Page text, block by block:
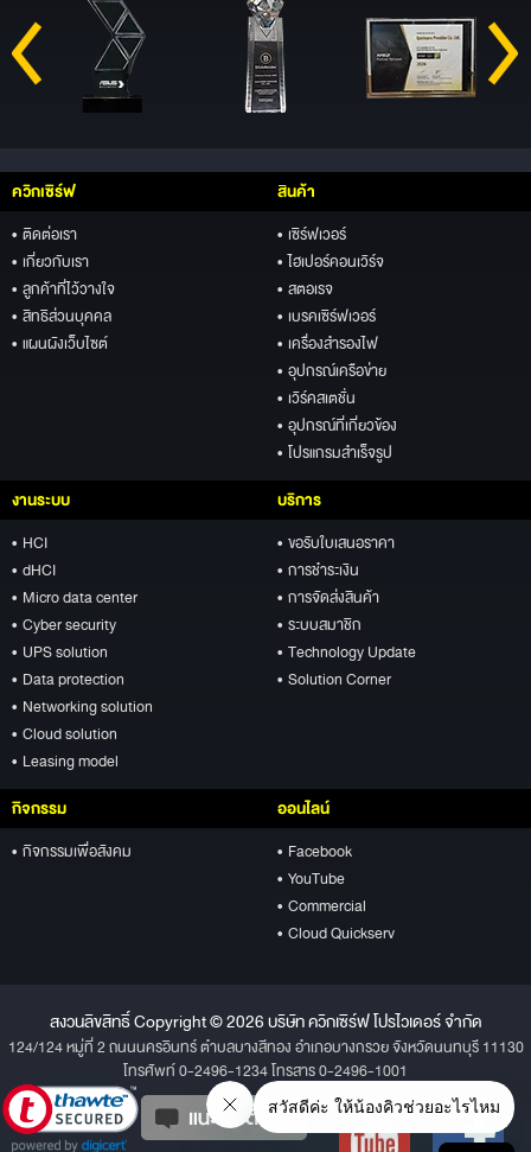
ควิกเซิร์ฟ
• ติดต่อเรา
• เกี่ยวกับเรา
• ลูกค้าที่ไว้วางใจ
• สิทธิส่วนบุคคล
• แผนผังเว็บไซต์
สินค้า
• เซิร์ฟเวอร์
• ไฮเปอร์คอนเวิร์จ
• สตอเรจ
• เบรคเซิร์ฟเวอร์
• เครื่องสำรองไฟ
• อุปกรณ์เครือข่าย
• เวิร์คสเตชั่น
• อุปกรณ์ที่เกี่ยวข้อง
• โปรแกรมสำเร็จรูป
งานระบบ
• HCI
• dHCI
• Micro data center
• Cyber security
• UPS solution
• Data protection
• Networking solution
• Cloud solution
• Leasing model
บริการ
• ขอรับใบเสนอราคา
• การชำระเงิน
• การจัดส่งสินค้า
• ระบบสมาชิก
• Technology Update
• Solution Corner
กิจกรรม
• กิจกรรมเพื่อสังคม
ออนไลน์
• Facebook
• YouTube
• Commercial
• Cloud Quickserv
สงวนลิขสิทธิ์ Copyright © 2026 บริษัท ควิกเซิร์ฟ โปรไวเดอร์ จำกัด
124/124 หมู่ที่ 2 ถนนนครอินทร์ ตำบลบางสีทอง อำเภอบางกรวย จังหวัดนนทบุรี 11130
โทรศัพท์ 0-2496-1234 โทรสาร 0-2496-1001